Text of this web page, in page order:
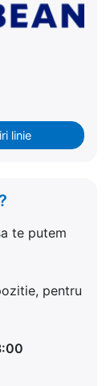
linie
te putem
pentru